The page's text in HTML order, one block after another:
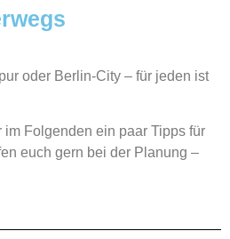
oder Berlin-City – für jeden ist
Folgenden ein paar Tipps für
euch gern bei der Planung –